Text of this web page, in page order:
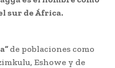
sur de África.
de poblaciones como
Eshowe y de